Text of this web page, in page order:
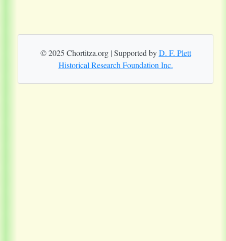
© 2025 Chortitza.org | Supported byD. F. Plett
Historical Research Foundation Inc.